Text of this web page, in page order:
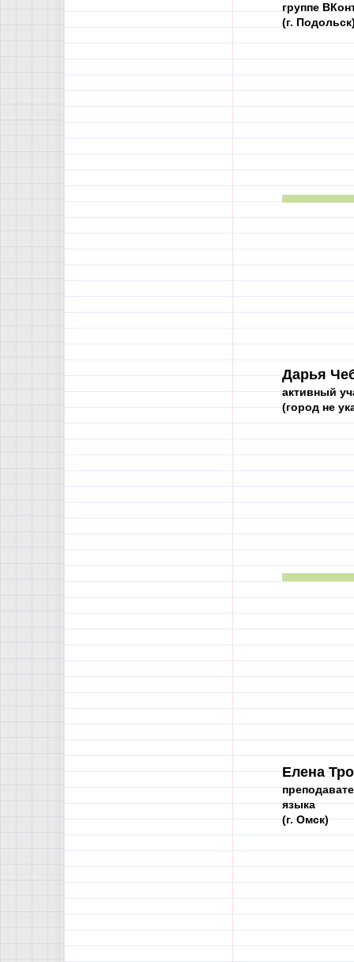
группе
(г.
Дарья
активный
(город не
Елена
языка
(г. Омск)